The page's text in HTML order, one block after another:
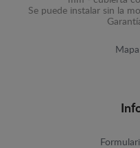
Se puede instalar sin la